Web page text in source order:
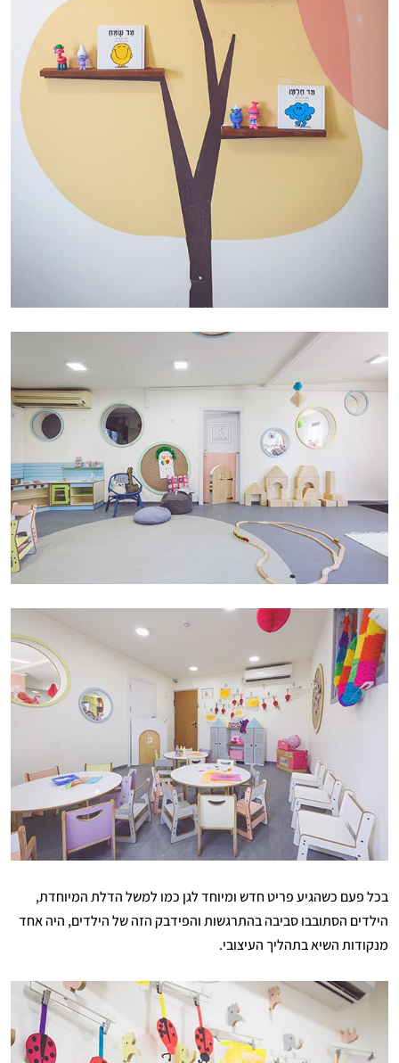
בכל פעם כשהגיע פריט חדש ומיוחד לגן כמו למשל הדלת המיוחדת,
הילדים הסתובבו סביבה בהתרגשות והפידבק הזה של הילדים, היה אחד
מנקודות השיא בתהליך העיצובי.